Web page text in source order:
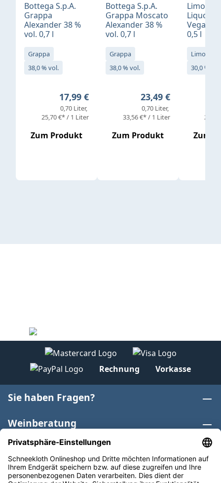
Bottega S.p.A.
Grappa
Alexander 38 %
vol. 0,7 l
Grappa
38,0 % vol.
Regulärer Preis:
17,99 €
0,70 Liter
25,70 €* / 1 Liter
Zum Produkt
Bottega S.p.A.
Grappa Moscato
Alexander 38 %
vol. 0,7 l
Grappa
38,0 % vol.
Regulärer Preis:
23,49 €
0,70 Liter
33,56 €* / 1 Liter
Zum Produkt
Liquore
Vegan
0,5 l
30,0 % vol.
Zum
Rechnung Vorkasse
Sie haben Fragen?
Weinberatung
Informationen
Weinkategorien